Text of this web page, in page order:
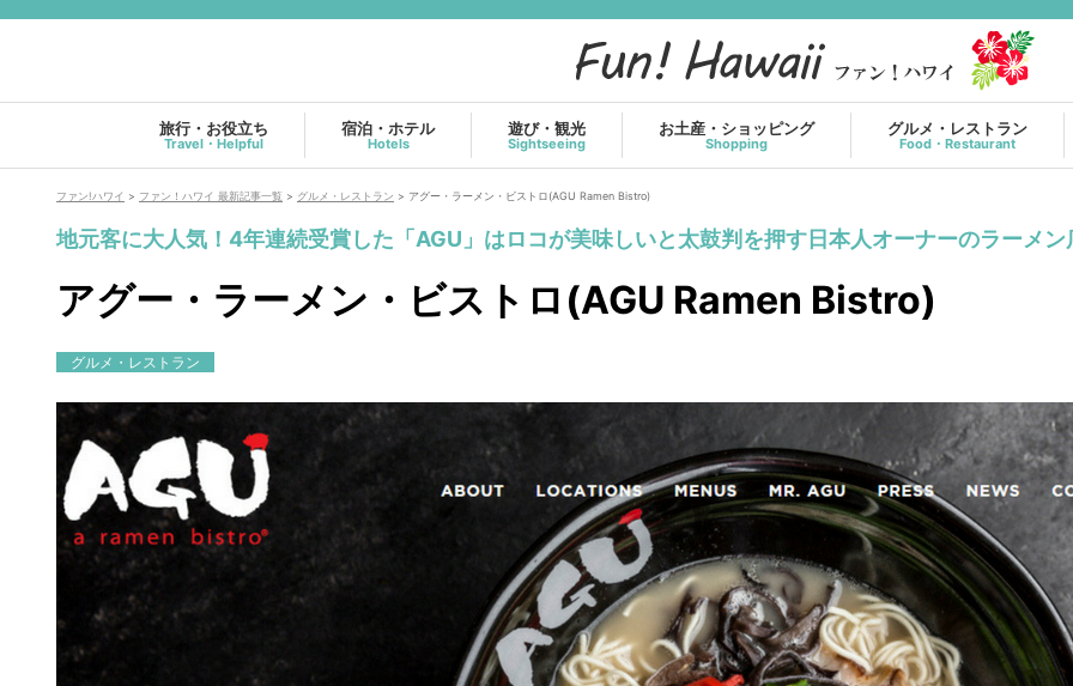
旅行・お役立ち
Travel・Helpful
宿泊・ホテル
Hotels
遊び・観光
Sightseeing
お土産・ショッピング
Shopping
グルメ・レストラン
Food・Restaurant
ファン!ハワイ > ファン！ハワイ 最新記事一覧 > グルメ・レストラン > アグー・ラーメン・ビストロ(AGU Ramen Bistro)
地元客に大人気！4年連続受賞した「AGU」はロコが美味しいと太鼓判を押す日本人オーナーのラーメン
アグー・ラーメン・ビストロ(AGU Ramen Bistro)
グルメ・レストラン